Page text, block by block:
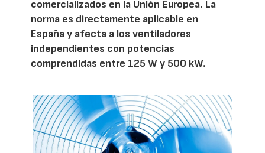
comercializados en la Unión Europea. La
norma es directamente aplicable en
España y afecta a los ventiladores
independientes con potencias
comprendidas entre 125 W y 500 kW.